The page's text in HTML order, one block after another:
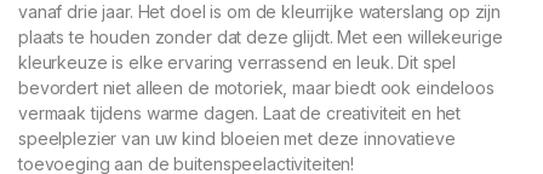
vanaf drie jaar. Het doel is om de kleurrijke waterslang op zijn
plaats te houden zonder dat deze glijdt. Met een willekeurige
kleurkeuze is elke ervaring verrassend en leuk. Dit spel
bevordert niet alleen de motoriek, maar biedt ook eindeloos
vermaak tijdens warme dagen. Laat de creativiteit en het
speelplezier van uw kind bloeien met deze innovatieve
toevoeging aan de buitenspeelactiviteiten!